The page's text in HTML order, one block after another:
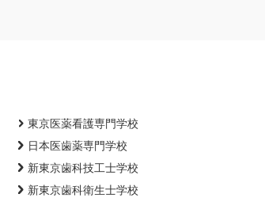
東京医薬看護専門学校
日本医歯薬専門学校
新東京歯科技工士学校
新東京歯科衛生士学校